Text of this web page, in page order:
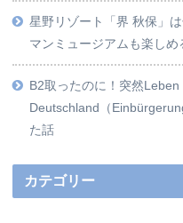
星野リゾート「界 秋保」
マンミュージアムも楽し
B2取ったのに！突然Leben
Deutschland（
た話
カテゴリー